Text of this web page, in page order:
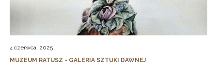
4 czerwca, 2025
MUZEUM RATUSZ - GALERIA SZTUKI DAWNEJ